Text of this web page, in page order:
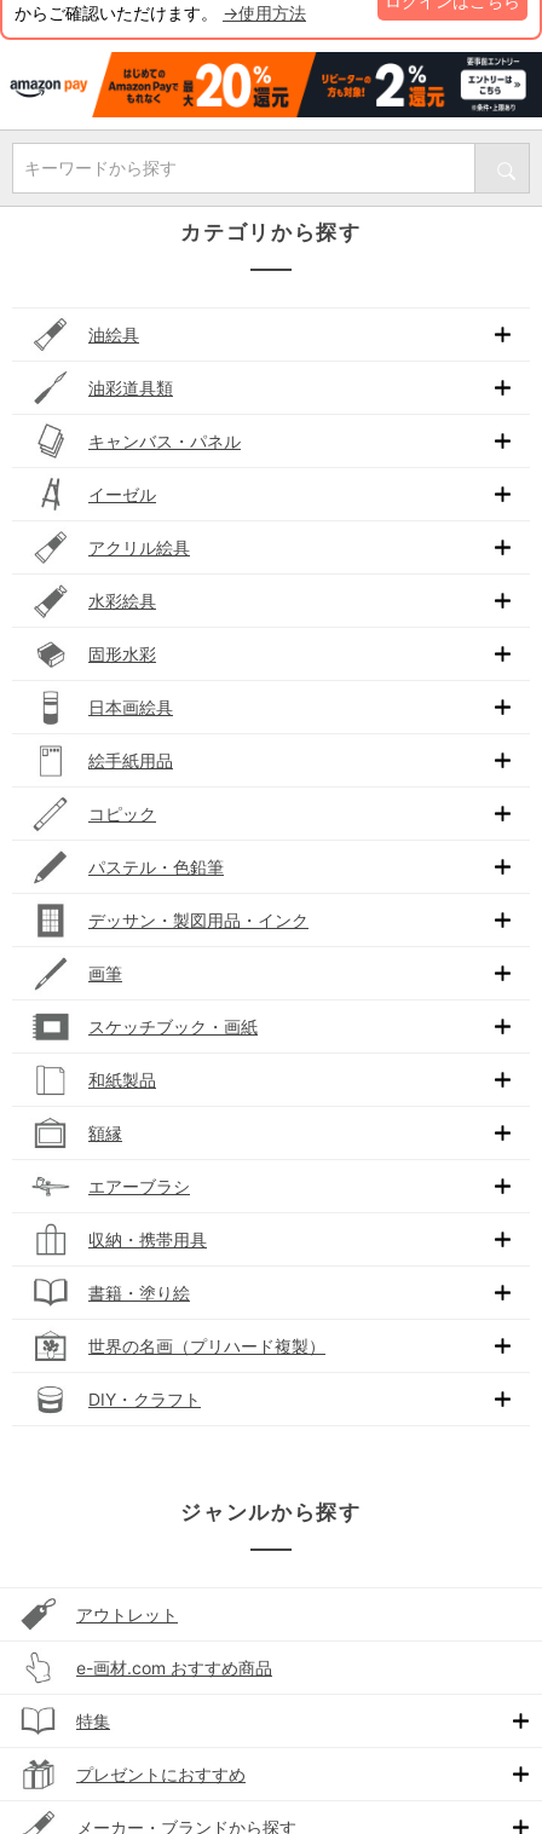
からご確認いただけます。 →使用方法
キーワードから探す
カテゴリから探す
油絵具
油彩道具類
キャンバス・パネル
イーゼル
アクリル絵具
水彩絵具
固形水彩
日本画絵具
絵手紙用品
コピック
パステル・色鉛筆
デッサン・製図用品・インク
画筆
スケッチブック・画紙
和紙製品
額縁
エアーブラシ
収納・携帯用具
書籍・塗り絵
世界の名画（プリハード複製）
DIY・クラフト
ジャンルから探す
アウトレット
e-画材.com おすすめ商品
特集
プレゼントにおすすめ
メーカー・ブランドから探す